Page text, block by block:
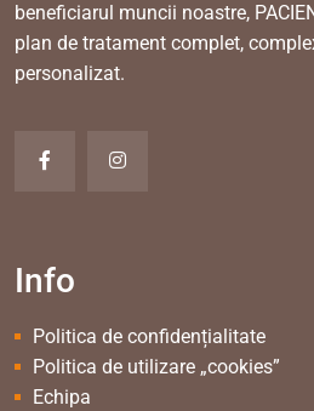
beneficiarul muncii noastre,
plan de tratament complet,
personalizat.
Info
Politica de confidențialitate
Politica de utilizare „cookies”
Echipa